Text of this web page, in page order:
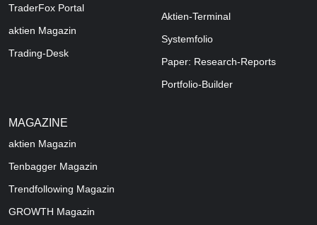
TraderFox Portal
aktien Magazin
Trading-Desk
Aktien-Terminal
Systemfolio
Paper: Research-Reports
Portfolio-Builder
MAGAZINE
aktien Magazin
Tenbagger Magazin
Trendfollowing Magazin
GROWTH Magazin